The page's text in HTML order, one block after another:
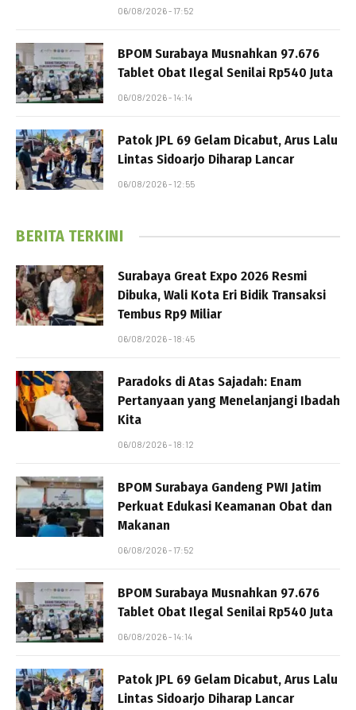
06/08/2026 - 17:52
BPOM Surabaya Musnahkan 97.676
Tablet Obat Ilegal Senilai Rp540 Juta
06/08/2026 - 14:14
Patok JPL 69 Gelam Dicabut, Arus Lalu
Lintas Sidoarjo Diharap Lancar
06/08/2026 - 12:55
BERITA TERKINI
Surabaya Great Expo 2026 Resmi
Dibuka, Wali Kota Eri Bidik Transaksi
Tembus Rp9 Miliar
06/08/2026 - 18:45
Paradoks di Atas Sajadah: Enam
Pertanyaan yang Menelanjangi Ibadah
Kita
06/08/2026 - 18:12
BPOM Surabaya Gandeng PWI Jatim
Perkuat Edukasi Keamanan Obat dan
Makanan
06/08/2026 - 17:52
BPOM Surabaya Musnahkan 97.676
Tablet Obat Ilegal Senilai Rp540 Juta
06/08/2026 - 14:14
Patok JPL 69 Gelam Dicabut, Arus Lalu
Lintas Sidoarjo Diharap Lancar